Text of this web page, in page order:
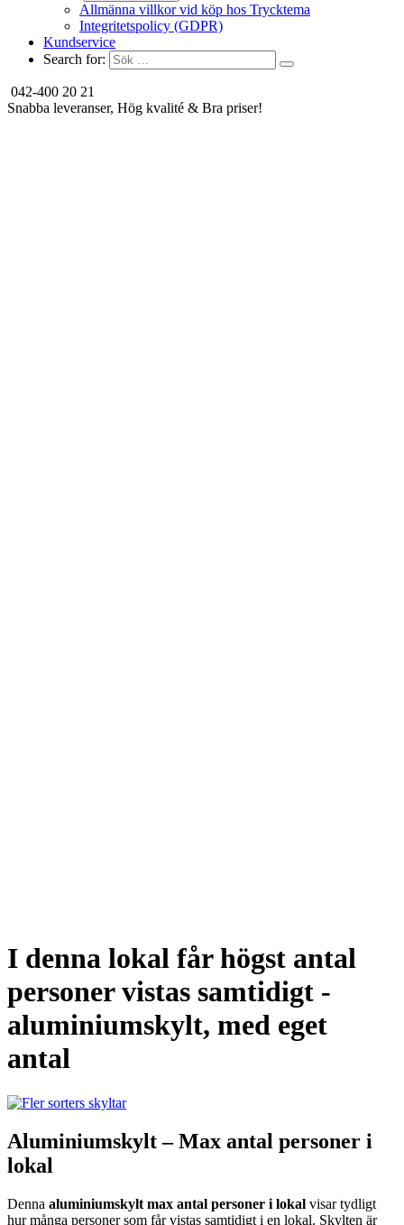
Allmänna villkor vid köp hos Trycktema
Integritetspolicy (GDPR)
Kundservice
Search for:
042-400 20 21
Snabba leveranser, Hög kvalité & Bra priser!
I denna lokal får högst antal
personer vistas samtidigt -
aluminiumskylt, med eget
antal
Aluminiumskylt – Max antal personer i
lokal
Denna aluminiumskylt max antal personer i lokal visar tydligt
hur många personer som får vistas samtidigt i en lokal. Skylten är